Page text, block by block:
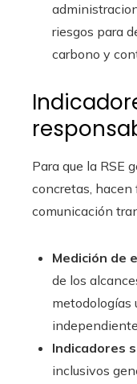
riesgos para
carbono y
Para que la RSE
concretas,
comunicación
Medición de
de los
metodologías
Indicadores
inclusivos